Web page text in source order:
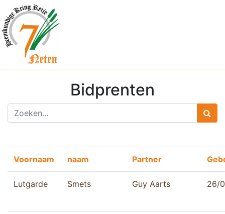
Bidprenten
Voornaam naam Partner
Lutgarde Smets Guy Aarts 26/